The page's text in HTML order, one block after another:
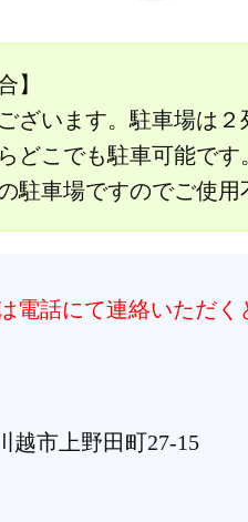
】
ざいます。駐車場は２
どこでも駐車可能です
駐車場ですのでご使
電話にて連絡いただく
越市上野田町27-15